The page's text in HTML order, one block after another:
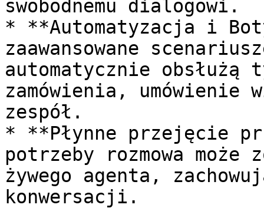
swobodnemu dialogowi.
* **Automatyzacja i
zaawansowane
automatycznie
zamówienia,
zespół.
* **Płynne przejęcie
potrzeby rozmowa może
żywego agenta,
konwersacji.